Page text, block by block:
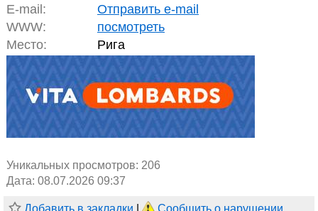
E-mail:
Отправить e-mail
WWW:
посмотреть
Место:
Рига
Уникальных просмотров: 206
Дата: 08.07.2026 09:37
Добавить в закладки Сообщить о нарушении